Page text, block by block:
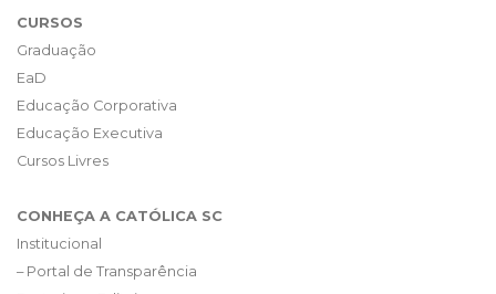
CURSOS
Graduação
EaD
Educação Corporativa
Educação Executiva
Cursos Livres
CONHEÇA A CATÓLICA SC
Institucional
– Portal de Transparência